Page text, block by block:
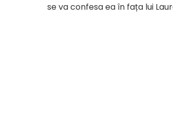
se va confesa ea în fața lui